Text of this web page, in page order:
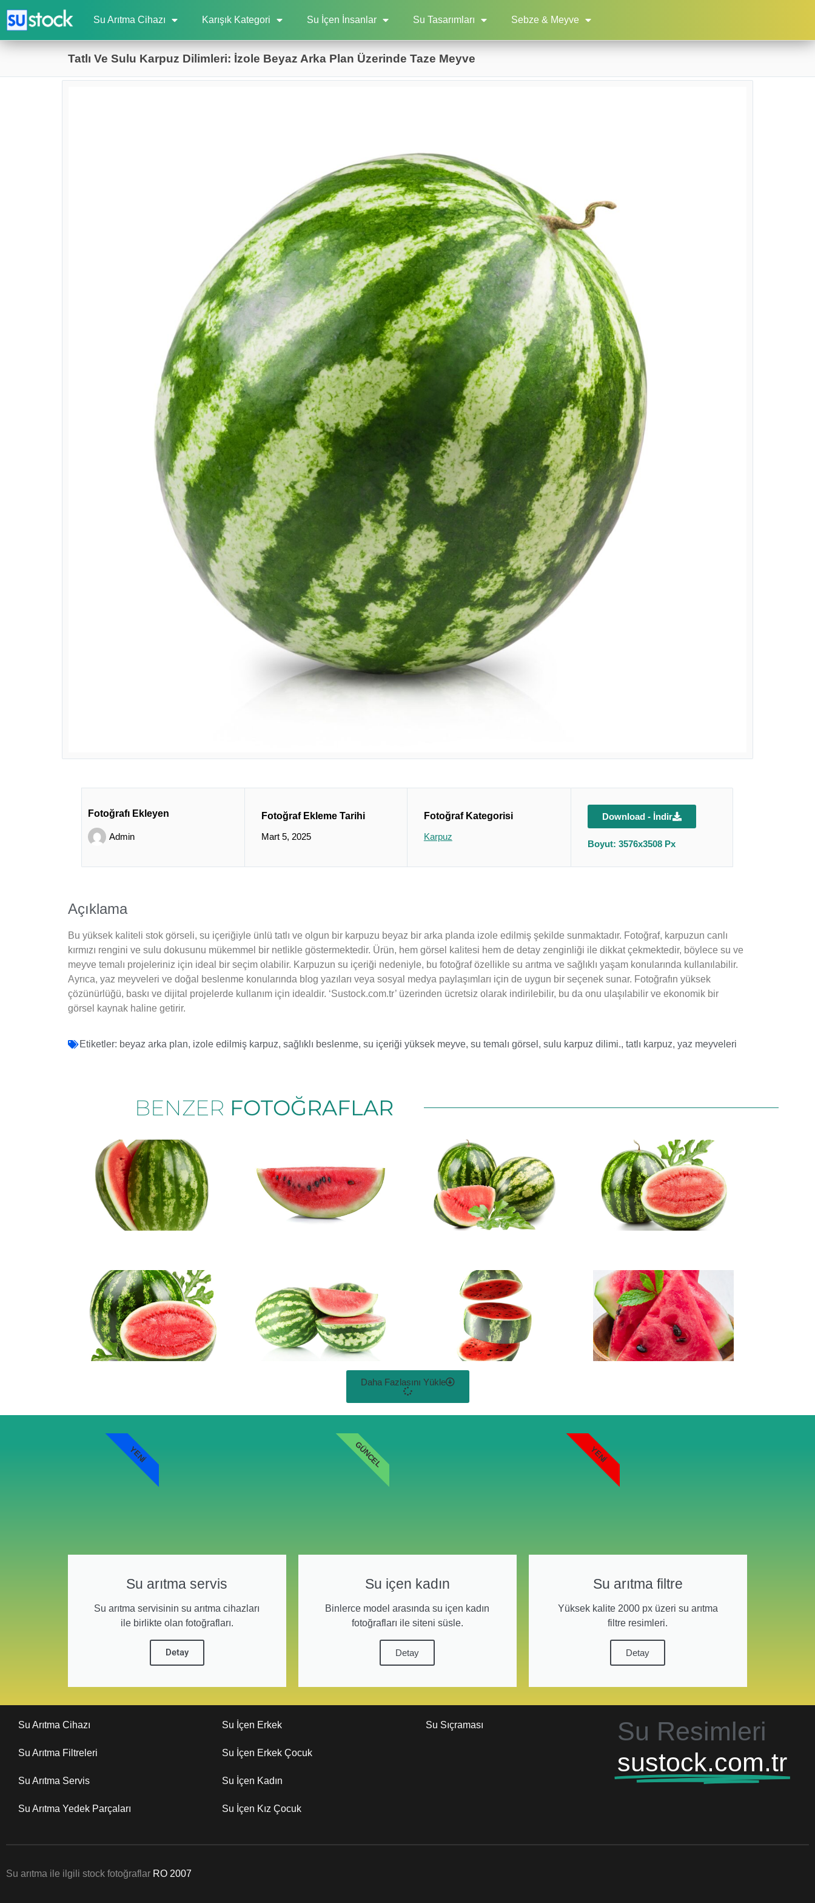
Su Arıtma Cihazı Karışık Kategori Su İçen İnsanlar Su Tasarımları Sebze & Meyve
Tatlı Ve Sulu Karpuz Dilimleri: İzole Beyaz Arka Plan Üzerinde Taze Meyve
Fotoğrafı Ekleyen
Admin
Fotoğraf Ekleme Tarihi
Mart 5, 2025
Fotoğraf Kategorisi
Karpuz
Download - İndir
Boyut: 3576x3508 Px
Açıklama
Bu yüksek kaliteli stok görseli, su içeriğiyle ünlü tatlı ve olgun bir karpuzu beyaz bir arka planda izole edilmiş şekilde sunmaktadır. Fotoğraf, karpuzun canlı
kırmızı rengini ve sulu dokusunu mükemmel bir netlikle göstermektedir. Ürün, hem görsel kalitesi hem de detay zenginliği ile dikkat çekmektedir, böylece su ve
meyve temalı projeleriniz için ideal bir seçim olabilir. Karpuzun su içeriği nedeniyle, bu fotoğraf özellikle su arıtma ve sağlıklı yaşam konularında kullanılabilir.
Ayrıca, yaz meyveleri ve doğal beslenme konularında blog yazıları veya sosyal medya paylaşımları için de uygun bir seçenek sunar. Fotoğrafın yüksek
çözünürlüğü, baskı ve dijital projelerde kullanım için idealdir. ‘Sustock.com.tr’ üzerinden ücretsiz olarak indirilebilir, bu da onu ulaşılabilir ve ekonomik bir
görsel kaynak haline getirir.
Etiketler: beyaz arka plan, izole edilmiş karpuz, sağlıklı beslenme, su içeriği yüksek meyve, su temalı görsel , sulu karpuz dilimi., tatlı karpuz, yaz meyveleri
BENZER FOTOĞRAFLAR
Daha Fazlasını Yükle
Su arıtma servis
Su arıtma servisinin su arıtma cihazları
ile birlikte olan fotoğrafları.
Detay
YENI
Su içen kadın
Binlerce model arasında su içen kadın
fotoğrafları ile siteni süsle.
Detay
GÜNCEL
Su arıtma filtre
Yüksek kalite 2000 px üzeri su arıtma
filtre resimleri.
Detay
YENI
Su Arıtma Cihazı
Su Arıtma Filtreleri
Su Arıtma Servis
Su Arıtma Yedek Parçaları
Su İçen Erkek
Su İçen Erkek Çocuk
Su İçen Kadın
Su İçen Kız Çocuk
Su Sıçraması
Su Resimleri
sustock.com.tr
Su arıtma ile ilgili stock fotoğraflar RO 2007